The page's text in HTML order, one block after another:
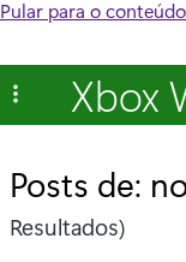
Pular para o
Xbox
Posts de:
Resultados)